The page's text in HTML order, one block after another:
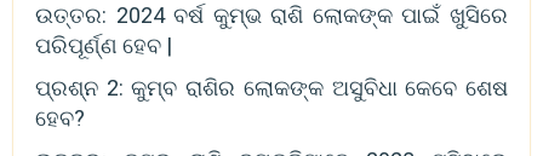
ଉତ୍ତର: 2024 ବର୍ଷ କୁମ୍ଭ ରାଶି ଲୋକଙ୍କ ପାଇଁ ଖୁସିରେ
ପରିପୂର୍ଣ୍ଣ ହେବ |
ପ୍ରଶ୍ନ 2: କୁମ୍ବ ରାଶିର ଲୋକଙ୍କ ଅସୁବିଧା କେବେ ଶେଷ
ହେବ?